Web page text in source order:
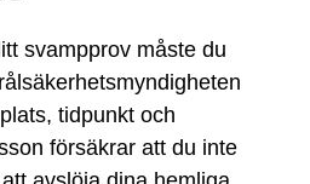
svampprov måste du
tidpunkt och
försäkrar att du inte